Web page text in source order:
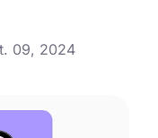
09, 2024